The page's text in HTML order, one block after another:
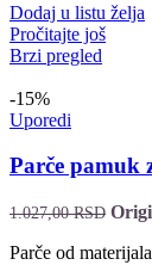
Dodaj u listu želja
Pročitajte još
Brzi pregled
-15%
Uporedi
Parče pamuk
1.027,00RSD
Parče od